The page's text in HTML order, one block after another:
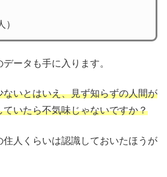
ータも手に入ります。
いとはいえ、見ず知らずの人間が
いたら不気味じゃないですか？
住人くらいは認識しておいたほうが